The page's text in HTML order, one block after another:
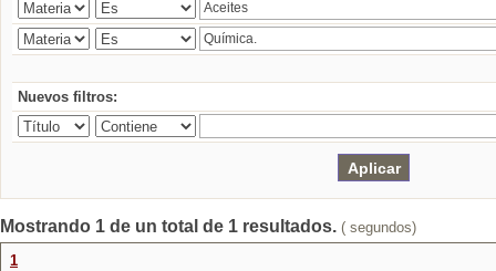
Nuevos filtros:
Mostrando 1 de un total de 1 resultados. ( segundos)
1